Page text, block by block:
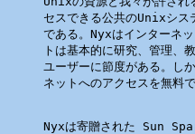
セスできる公共のUnixシス
である。Nyxはインターネ
トは基本的に研究、管理、
ユーザーに節度がある。し
ネットへのアクセスを無料
Nyxは寄贈された Sun